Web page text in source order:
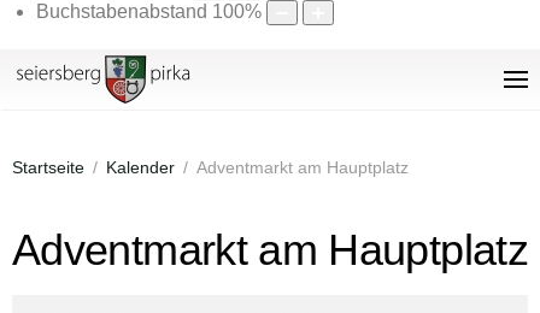
Buchstabenabstand 100%
Startseite Kalender Adventmarkt am Hauptplatz
Adventmarkt am Hauptplatz